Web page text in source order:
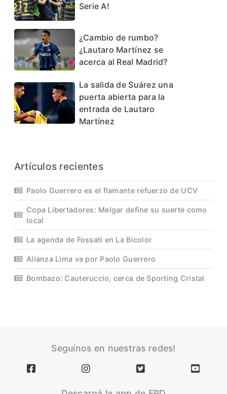
Serie A!
¿Cambio de rumbo?
¿Lautaro Martínez se
acerca al Real Madrid?
La salida de Suárez una
puerta abierta para la
entrada de Lautaro
Martínez
Artículos recientes
Paolo Guerrero es el flamante refuerzo de UCV
Copa Libertadores: Melgar define su suerte como
local
La agenda de Fossati en La Bicolor
Alianza Lima va por Paolo Guerrero
Bombazo: Cauteruccio, cerca de Sporting Cristal
Seguínos en nuestras redes!